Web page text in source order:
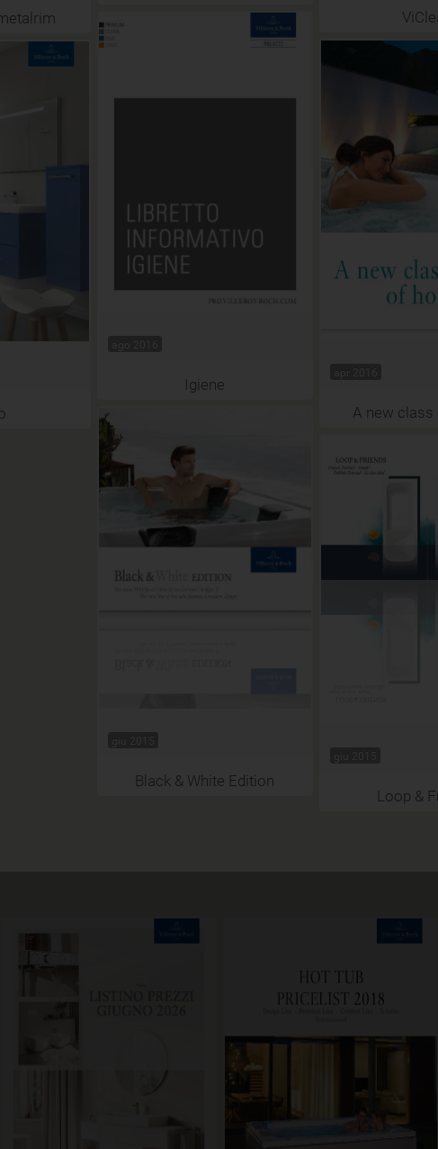
ago 2016
Igiene
apr 2016
A new
giu 2015
Black & White Edition
giu 2015
Loop &